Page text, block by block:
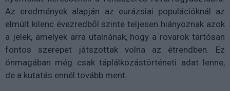
Az eredmények alapján az eurázsiai populációknál az
elmúlt kilenc évezredből szinte teljesen hiányoznak azok
a jelek, amelyek arra utalnának, hogy a rovarok tartósan
fontos szerepet játszottak volna az étrendben. Ez
önmagában még csak táplálkozástörténeti adat lenne,
de a kutatás ennél tovább ment.